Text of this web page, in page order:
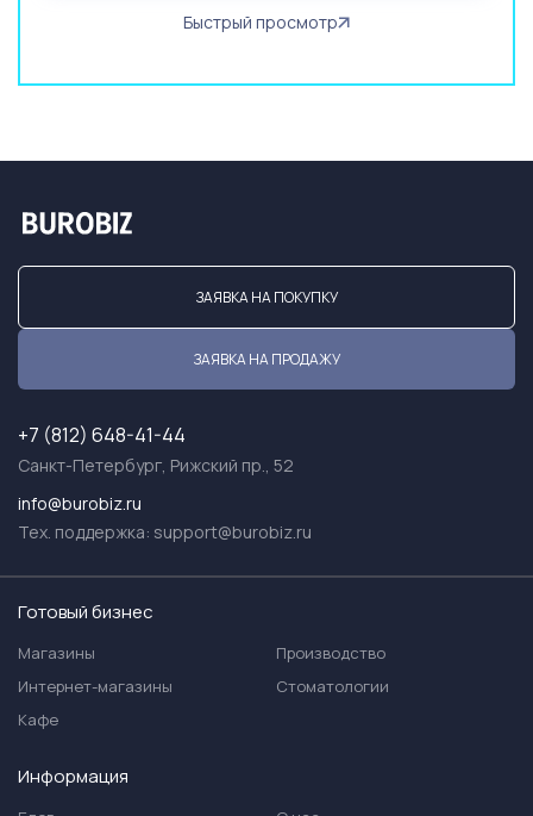
Быстрый просмотр
ЗАЯВКА НА ПОКУПКУ
ЗАЯВКА НА ПРОДАЖУ
+7 (812) 648-41-44
Санкт-Петербург, Рижский пр., 52
info@burobiz.ru
Тех. поддержка: support@burobiz.ru
Готовый бизнес
Магазины
Интернет-магазины
Кафе
Производство
Стоматологии
Информация